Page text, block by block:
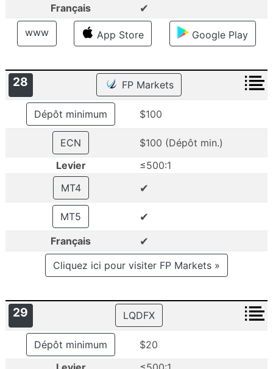
Français ✔
www App Store Google Play
28 FP Markets
Dépôt minimum $100
ECN
$100 (Dépôt min.)
Levier
≤500:1
MT4
✔
MT5 ✔
Français ✔
Cliquez ici pour visiter FP Markets »
29 LQDFX
Dépôt minimum
$20